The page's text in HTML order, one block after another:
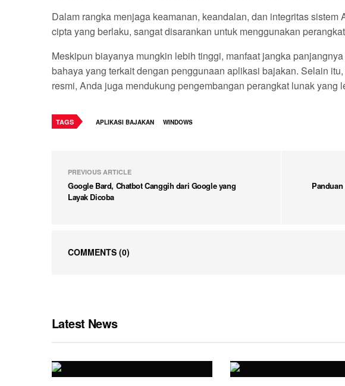
Dalam rangka menjaga keamanan, keandalan, dan integritas sistem
cipta yang berlaku, sangat disarankan untuk menggunakan
Meskipun biayanya mungkin lebih tinggi, manfaat jangka
bahaya yang terkait dengan penggunaan aplikasi bajakan. Selain
resmi, Anda juga mendukung pengembangan perangkat lunak yang
TAGS APLIKASI BAJAKAN WINDOWS
PREVIOUS ARTICLE
Google Bard, Chatbot Canggih dari Google yang
Layak Dicoba
COMMENTS (0)
Latest News